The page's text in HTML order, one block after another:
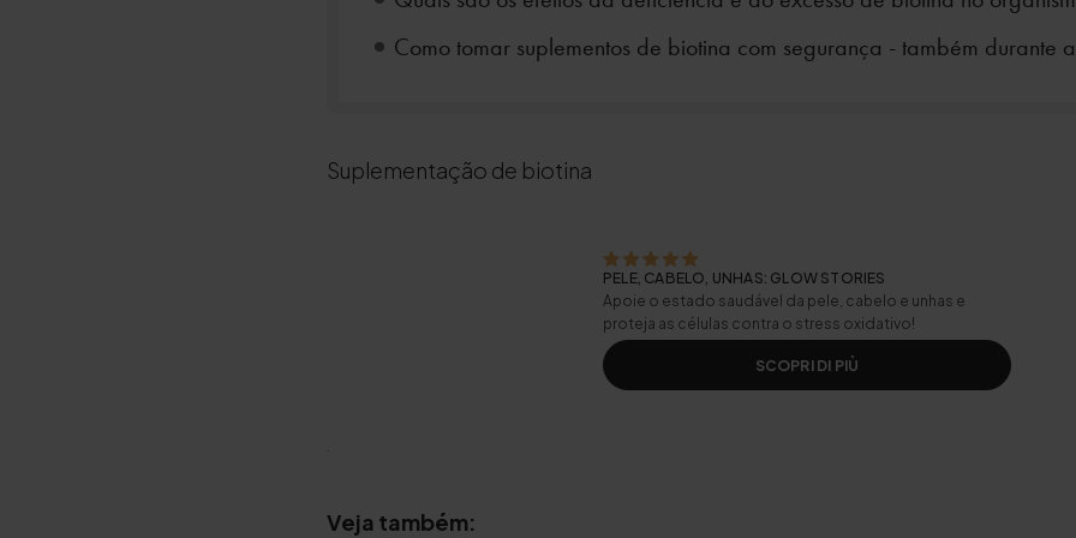
Como tomar suplementos de biotina com segurança - também durante
Suplementação de biotina
PELE, CABELO, UNHAS: GLOW STORIES
Apoie o estado saudável da pele, cabelo e unhas e
proteja as células contra o stress oxidativo!
SCOPRI DI PIÙ
Veja também: